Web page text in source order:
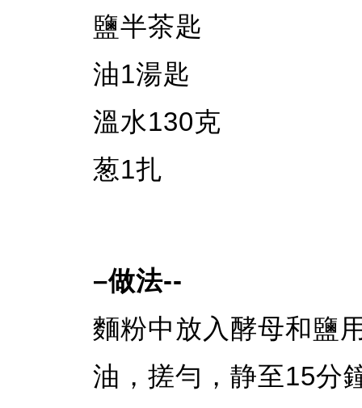
鹽半茶匙
油1湯匙
溫水130克
葱1扎
–做法--
麵粉中放入酵母和鹽
油，搓勻，静至15分